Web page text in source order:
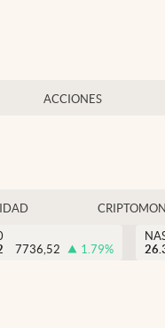
ACCIONES
7736,52 1.79%